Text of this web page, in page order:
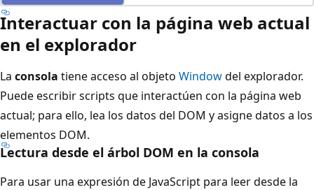
Interactuar con la página web actual
en el explorador
La consola tiene acceso al objeto Windowdel explorador.
Puede escribir scripts que interactúen con la página web
actual; para ello, lea los datos del DOM y asigne datos a los
elementos DOM.
Lectura desde el árbol DOM en la consola
Para usar una expresión de JavaScript para leer desde la